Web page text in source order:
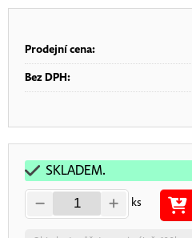
Prodejní cena:
Bez DPH:
SKLADEM.
ks